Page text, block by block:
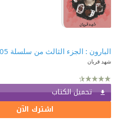
البارون : الجزء الثالث من سلسلة 005
شهد قربان
تحميل الكتاب
اشترك الآن